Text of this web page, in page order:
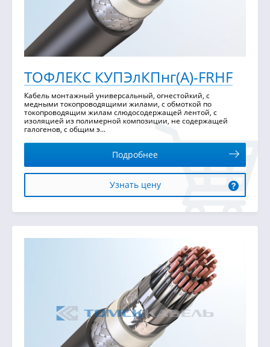
ТОФЛЕКС КУПЭлКПнг(А)-FRHF
Кабель монтажный универсальный, огнестойкий, с
медными токопроводящими жилами, с обмоткой по
токопроводящим жилам слюдосодержащей лентой, с
изоляцией из полимерной композиции, не содержащей
галогенов, с общим э...
Подробнее
Узнать цену